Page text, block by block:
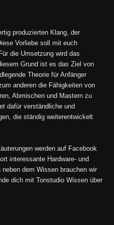
produzierten Klang, der
Vorliebe soll mit euch
die Umsetzung wird das
Grund ist es das Ziel von
Theorie für Anfänger
anderen die Fähigkeiten von
Abmischen und Mastern zu
dafür verständliche und
die ständig weiterentwickelt
werden auf Facebook
interessante Hardware- und
dem Wissen brauchen wir
dich mit Tonstudio Wissen über